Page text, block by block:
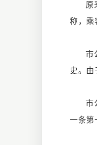
原
称，乘
市
史。由
市
一条第